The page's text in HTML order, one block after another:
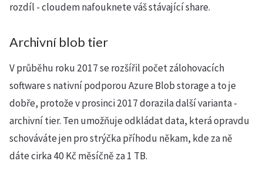
rozdíl - cloudem nafouknete váš stávající share.
Archivní blob tier
V průběhu roku 2017 se rozšířil počet zálohovacích
software s nativní podporou Azure Blob storage a to je
dobře, protože v prosinci 2017 dorazila další varianta -
archivní tier. Ten umožňuje odkládat data, která opravdu
schováváte jen pro strýčka příhodu někam, kde za ně
dáte cirka 40 Kč měsíčně za 1 TB.